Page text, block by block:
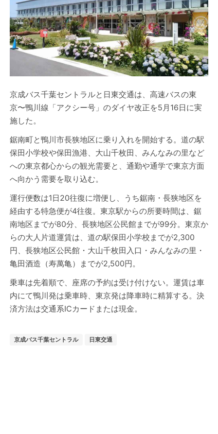
京成バス千葉セントラルと日東交通は、高速バスの東
京〜鴨川線「アクシー号」のダイヤ改正を5月16日に実
施した。
鋸南町と鴨川市長狭地区に乗り入れを開始する。道の駅
保田小学校や保田漁港、大山千枚田、みんなみの里など
への東京都心からの観光需要と、通勤や通学で東京方面
へ向かう需要を取り込む。
運行便数は1日20往復に増便し、うち鋸南・長狭地区を
経由する特急便が4往復。東京駅からの所要時間は、鋸
南地区までが80分、長狭地区公民館までが99分。東京か
らの大人片道運賃は、道の駅保田小学校までが2,300
円、長狭地区公民館・大山千枚田入口・みんなみの里・
亀田酒造（寿萬亀）までが2,500円。
乗車は先着順で、座席の予約は受け付けない。運賃は車
内にて鴨川発は乗車時、東京発は降車時に精算する。決
済方法は交通系ICカードまたは現金。
京成バス千葉セントラル 日東交通